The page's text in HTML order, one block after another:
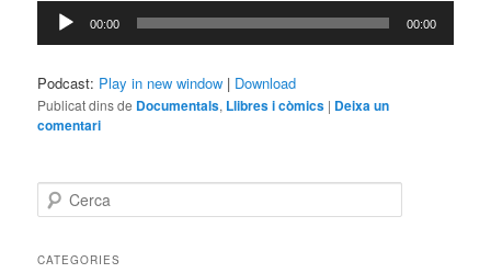
Reproductor
d'àudio
00:00 00:00
Podcast: Play in new window | Download
Publicat dins de Documentals, Llibres i còmics | Deixa un
comentari
e
c
CATEGORIES